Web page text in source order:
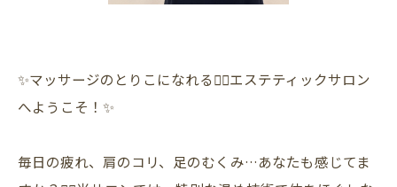
✨マッサージのとりこになれる💆‍♀️エステティックサロン
へようこそ！✨
毎日の疲れ、肩のコリ、足のむくみ…あなたも感じてま